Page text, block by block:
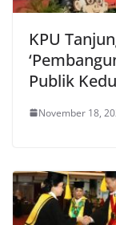
KPU
Publik
November 18,